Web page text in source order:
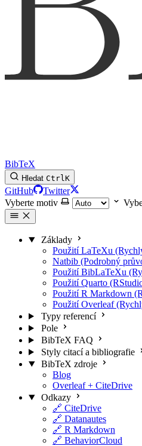
BibTeX
Hledat CtrlK
GitHub
Twitter
Vyberte motiv
Základy
Použití LaTeXu
Natbib (Podrobný
Použití BibLaTeXu
Použití Quarto
Použití R Markdown
Použití Overleaf
Typy referencí
Pole
BibTeX FAQ
Styly citací a bibliografie
BibTeX zdroje
Blog
Overleaf + CiteDrive
Odkazy
🔗 CiteDrive
🔗 Datanautes
🔗 R Markdown
🔗 BehaviorCloud